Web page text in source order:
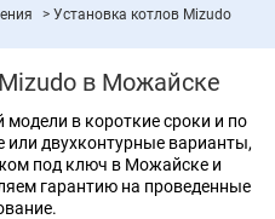
Установка котлов Mizudo
в Можайске
в короткие сроки и по
или двухконтурные варианты,
под ключ в Можайске и
гарантию на проведенные